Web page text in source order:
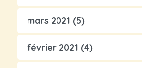
mars 2021 (5)
février 2021 (4)